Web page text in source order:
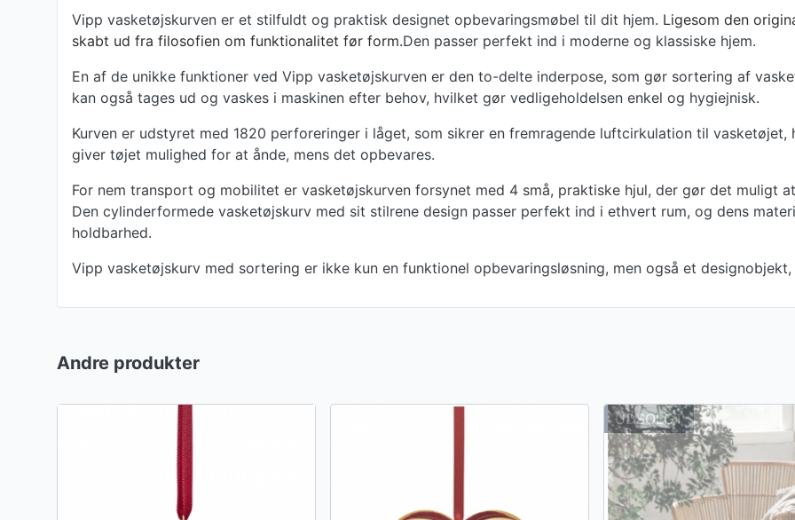
Vipp vasketøjskurven er et stilfuldt og praktisk designet opbevaringsmøbel til dit hjem. Ligesom den
skabt ud fra filosofien om funktionalitet før form.Den passer perfekt ind i moderne og klassiske hjem.
En af de unikke funktioner ved Vipp vasketøjskurven er den to-delte inderpose, som gør sortering af
kan også tages ud og vaskes i maskinen efter behov, hvilket gør vedligeholdelsen enkel og hygiejnisk.
Kurven er udstyret med 1820 perforeringer i låget, som sikrer en fremragende luftcirkulation til
giver tøjet mulighed for at ånde, mens det opbevares.
For nem transport og mobilitet er vasketøjskurven forsynet med 4 små, praktiske hjul, der gør det muligt
Den cylinderformede vasketøjskurv med sit stilrene design passer perfekt ind i ethvert rum, og dens
holdbarhed.
Vipp vasketøjskurv med sortering er ikke kun en funktionel opbevaringsløsning, men også et
Andre produkter
UDSOLGT